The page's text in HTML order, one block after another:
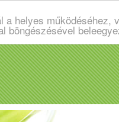
a helyes
böngészésével